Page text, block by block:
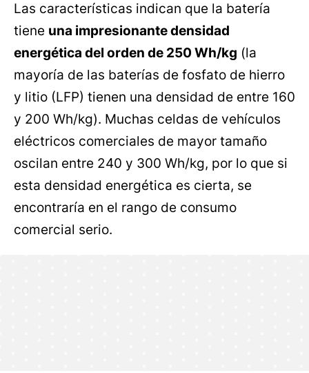
Las características indican que la batería
tiene una impresionante densidad
energética del orden de 250 Wh/kg (la
mayoría de las baterías de fosfato de hierro
y litio (LFP) tienen una densidad de entre 160
y 200 Wh/kg). Muchas celdas de vehículos
eléctricos comerciales de mayor tamaño
oscilan entre 240 y 300 Wh/kg, por lo que si
esta densidad energética es cierta, se
encontraría en el rango de consumo
comercial serio.